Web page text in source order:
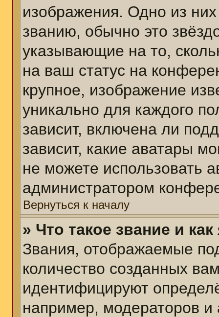
изображения. Одно из
званию, обычно это
указывающие на то,
на ваш статус на
крупное, изображение
уникально для каждого
зависит, включена ли
зависит, какие аватары
не можете использовать
администратором
Вернуться к началу
» Что такое звание и
Звания, отображаемые
количество созданных
идентифицируют
например, модераторов